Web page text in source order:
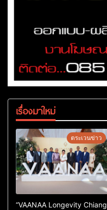
เรื่องมาใหม่
ตระเวนข่าว
“VAANAA Longevity Chiang